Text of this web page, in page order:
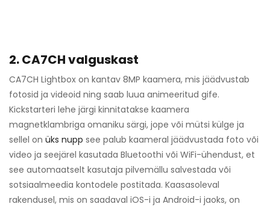
2. CA7CH valguskast
CA7CH Lightbox on kantav 8MP kaamera, mis jäädvustab
fotosid ja videoid ning saab luua animeeritud gife.
Kickstarteri lehe järgi kinnitatakse kaamera
magnetklambriga omaniku särgi, jope või mütsi külge ja
sellel on üks nupp see palub kaameral jäädvustada foto või
video ja seejärel kasutada Bluetoothi ​​või WiFi-ühendust, et
see automaatselt kasutaja pilvemällu salvestada või
sotsiaalmeedia kontodele postitada. Kaasasoleval
rakendusel, mis on saadaval iOS-i ja Android-i jaoks, on